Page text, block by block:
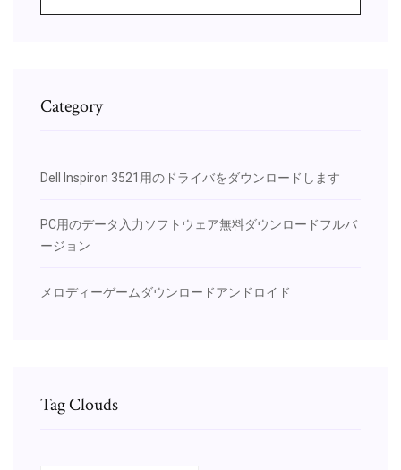
Category
Dell Inspiron 3521用のドライバをダウンロードします
PC用のデータ入力ソフトウェア無料ダウンロードフルバ
ージョン
メロディーゲームダウンロードアンドロイド
Tag Clouds